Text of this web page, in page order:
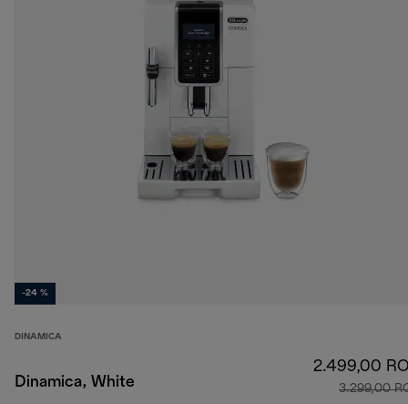
-24 %
DINAMICA
Dinamica, White
2.499,00
3.299,00